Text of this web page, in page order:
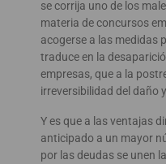
se corrija uno de los
materia de concursos
acogerse a las medidas
traduce en la
empresas, que a la
irreversibilidad del daño
Y es que a las ventajas
anticipado a un mayor
por las deudas se unen